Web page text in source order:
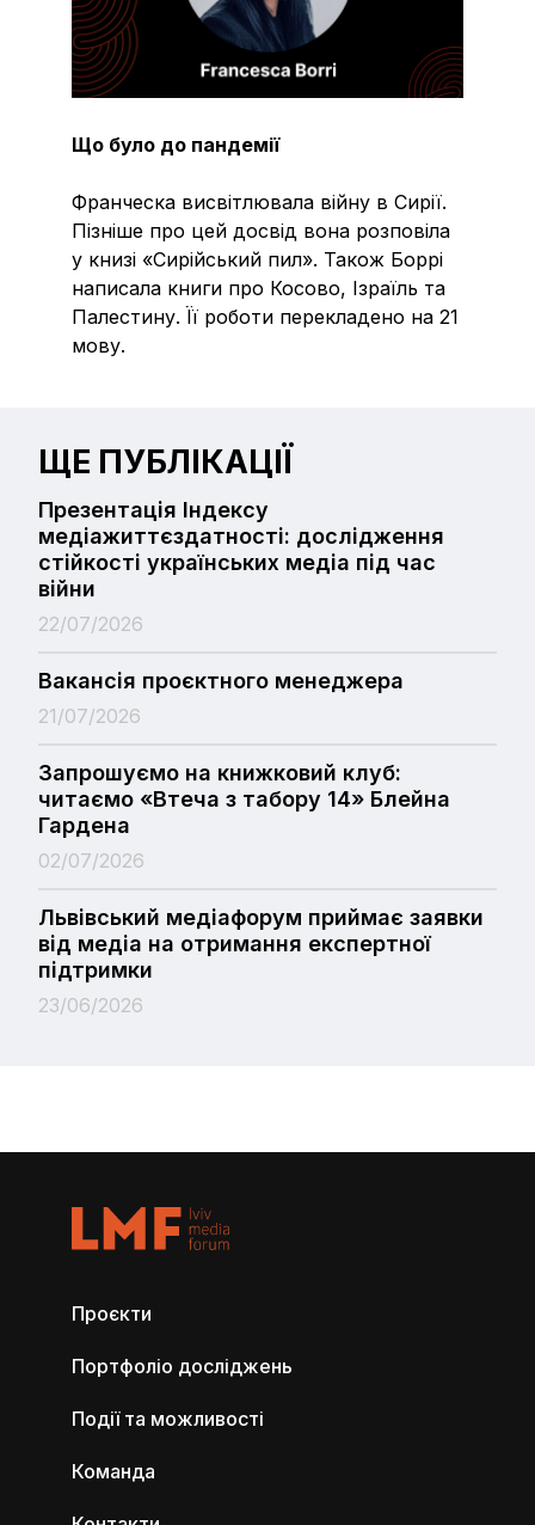
Що було до пандемії
Франческа висвітлювала війну в Сирії.
Пізніше про цей досвід вона розповіла
у книзі «Сирійський пил». Також Боррі
написала книги про Косово, Ізраїль та
Палестину. Її роботи перекладено на 21
мову.
ЩЕ ПУБЛІКАЦІЇ
Презентація Індексу
медіажиттєздатності: дослідження
стійкості українських медіа під час
війни
22/07/2026
Вакансія проєктного менеджера
21/07/2026
Запрошуємо на книжковий клуб:
читаємо «Втеча з табору 14» Блейна
Гардена
02/07/2026
Львівський медіафорум приймає заявки
від медіа на отримання експертної
підтримки
23/06/2026
Проєкти
Портфоліо досліджень
Події та можливості
Команда